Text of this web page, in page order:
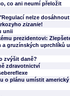
co ani neumí přeložit
nelze
zizanie!
unii
prezidentovi:
a gruzínských uprchlíků
zvýšit daně?
zdravotnictví
o plánu umístit americký